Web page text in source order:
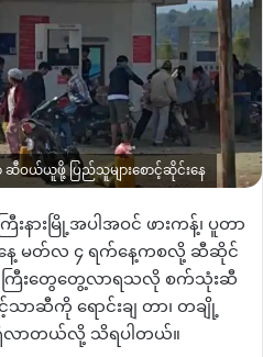
ဆီဝယ်ယူဖို့ ပြည်သူများစောင့်ဆိုင်းနေ
နားမြို့အပါအဝင် ဖားကန့်၊ ပူတာ
နေ့ မတ်လ ၄ ရက်နေ့ကစလို့ ဆီဆိုင်
ကြီးတွေတွေ့လာရသလို စက်သုံးဆီ
ကို ရောင်းချ တာ၊ တချို့
လာတယ်လို့ သိရပါတယ်။